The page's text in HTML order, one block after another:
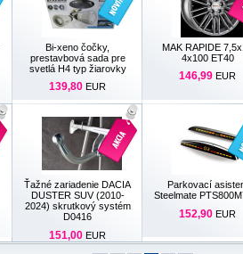
Bi-xeno čočky,
prestavbová sada pre
svetlá H4 typ žiarovky
139,80 EUR
MAK RAPIDE
4x100 ET40
146,99 EUR
Ťažné zariadenie DACIA
DUSTER SUV (2010-
2024) skrutkový systém
D0416
151,00 EUR
Parkovací
Steelmate
152,90 EUR